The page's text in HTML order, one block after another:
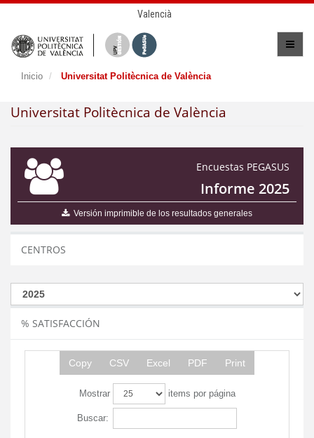
Valencià
Inicio Universitat Politècnica de València
Universitat Politècnica de València
Encuestas PEGASUS
Informe 2025
Versión imprimible de los resultados generales
CENTROS
% SATISFACCIÓN
Copy CSV Excel PDF Print
Mostrar items por página
Buscar: